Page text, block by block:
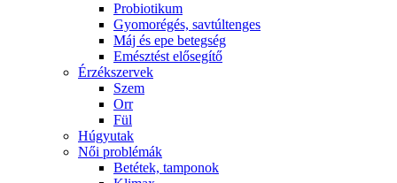
Probiotikum
Gyomorégés, savtúltenges
Máj és epe betegség
Emésztést elősegítő
Érzékszervek
Szem
Orr
Fül
Húgyutak
Női problémák
Betétek, tamponok